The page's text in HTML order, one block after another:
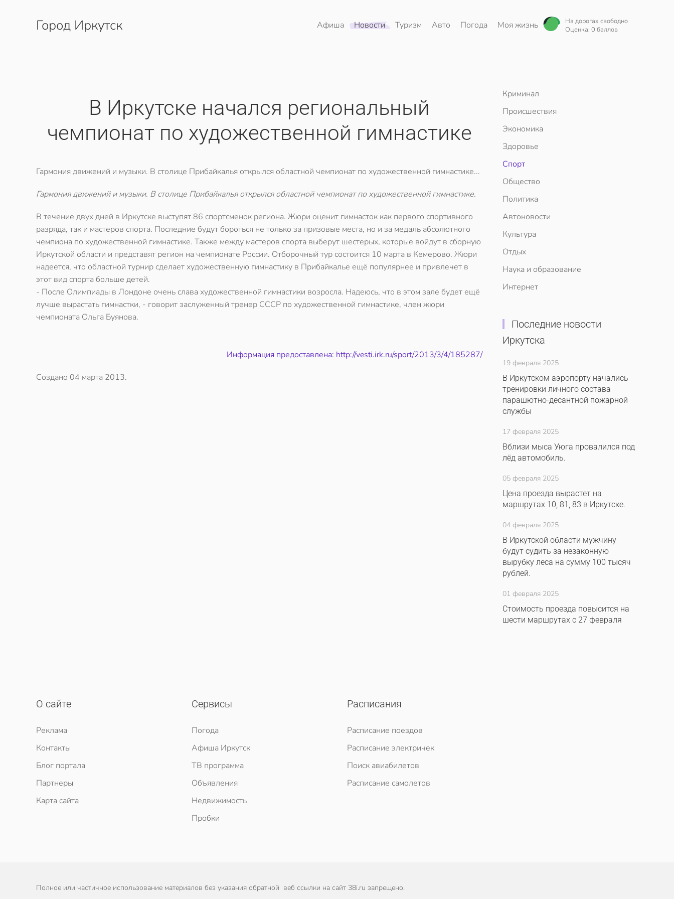
Перейти к содержимому
Город Иркутск Афиша Новости Туризм Авто Погода Моя жизнь
На дорогах свободно
Оценка: 0 баллов
В Иркутске начался региональный
чемпионат по художественной гимнастике
Гармония движений и музыки. В столице Прибайкалья открылся областной чемпионат по художественной гимнастике...
Гармония движений и музыки. В столице Прибайкалья открылся областной чемпионат по художественной гимнастике.
В течение двух дней в Иркутске выступят 86 спортсменок региона. Жюри оценит гимнасток как первого спортивного
разряда, так и мастеров спорта. Последние будут бороться не только за призовые места, но и за медаль абсолютного
чемпиона по художественной гимнастике. Также между мастеров спорта выберут шестерых, которые войдут в сборную
Иркутской области и представят регион на чемпионате России. Отборочный тур состоится 10 марта в Кемерово. Жюри
надеется, что областной турнир сделает художественную гимнастику в Прибайкалье ещё популярнее и привлечет в
этот вид спорта больше детей.
- После Олимпиады в Лондоне очень слава художественной гимнастики возросла. Надеюсь, что в этом зале будет ещё
лучше вырастать гимнастки, - говорит заслуженный тренер СССР по художественной гимнастике, член жюри
чемпионата Ольга Буянова.
Информация предоставлена: http://vesti.irk.ru/sport/2013/3/4/185287/
Создано 04 марта 2013.
Криминал
Происшествия
Экономика
Здоровье
Спорт
Общество
Политика
Автоновости
Культура
Отдых
Наука и образование
Интернет
Последние новости
Иркутска
19 февраля 2025
В Иркутском аэропорту начались
тренировки личного состава
парашютно-десантной пожарной
службы
17 февраля 2025
Вблизи мыса Уюга провалился под
лёд автомобиль.
05 февраля 2025
Цена проезда вырастет на
маршрутах 10, 81, 83 в Иркутске.
04 февраля 2025
В Иркутской области мужчину
будут судить за незаконную
вырубку леса на сумму 100 тысяч
рублей.
01 февраля 2025
Стоимость проезда повысится на
шести маршрутах с 27 февраля
О сайте
Реклама
Контакты
Блог портала
Партнеры
Карта сайта
Сервисы
Погода
Афиша Иркутск
ТВ программа
Объявления
Недвижимость
Пробки
Расписания
Расписание поездов
Расписание электричек
Поиск авиабилетов
Расписание самолетов
Полное или частичное использование материалов без указания обратной веб ссылки на сайт 38i.ru запрещено.